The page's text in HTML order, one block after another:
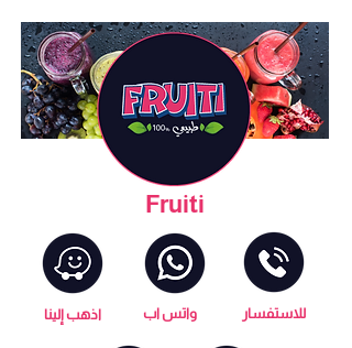
Fruiti
اذهب إلينا واتس اب للاستفسار